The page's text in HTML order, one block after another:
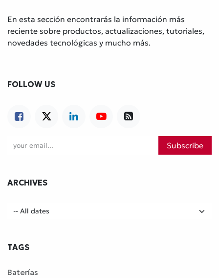
En esta sección encontrarás la información más
reciente sobre productos, actualizaciones, tutoriales,
novedades tecnológicas y mucho más.
FOLLOW US
Subscribe
ARCHIVES
TAGS
Baterías